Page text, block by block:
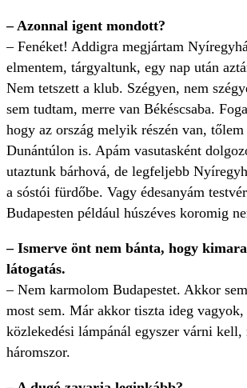
– Azonnal igent mondott?
– Fenéket! Addigra megjártam
elmentem, tárgyaltunk, egy nap után
Nem tetszett a klub. Szégyen, nem
sem tudtam, merre van Békéscsaba.
hogy az ország melyik részén van,
Dunántúlon is. Apám vasutasként
utaztunk bárhová, de legfeljebb
a sóstói fürdőbe. Vagy édesanyám
Budapesten például húszéves koromig
– Ismerve önt nem bánta, hogy
látogatás.
– Nem karmolom Budapestet. Akkor
most sem. Már akkor tiszta ideg vagyok,
közlekedési lámpánál egyszer várni kell,
háromszor.